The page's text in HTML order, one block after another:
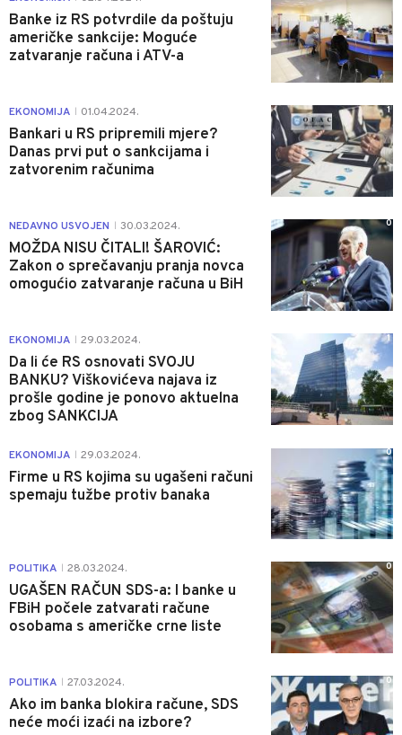
Banke iz RS potvrdile da poštuju
američke sankcije: Moguće
zatvaranje računa i ATV-a
EKONOMIJA 01.04.2024.
Bankari u RS pripremili mjere?
Danas prvi put o sankcijama i
zatvorenim računima
1
NEDAVNO USVOJEN 30.03.2024.
MOŽDA NISU ČITALI! ŠAROVIĆ:
Zakon o sprečavanju pranja novca
omogućio zatvaranje računa u BiH
0
EKONOMIJA 29.03.2024.
Da li će RS osnovati SVOJU
BANKU? Viškovićeva najava iz
prošle godine je ponovo aktuelna
zbog SANKCIJA
1
EKONOMIJA 29.03.2024.
Firme u RS kojima su ugašeni računi
spemaju tužbe protiv banaka
0
POLITIKA 28.03.2024.
UGAŠEN RAČUN SDS-a: I banke u
FBiH počele zatvarati račune
osobama s američke crne liste
0
POLITIKA 27.03.2024.
Ako im banka blokira račune, SDS
neće moći izaći na izbore?
0